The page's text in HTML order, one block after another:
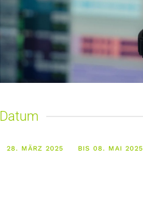
Datum
28. MÄRZ 2025 BIS 08. MAI 2025